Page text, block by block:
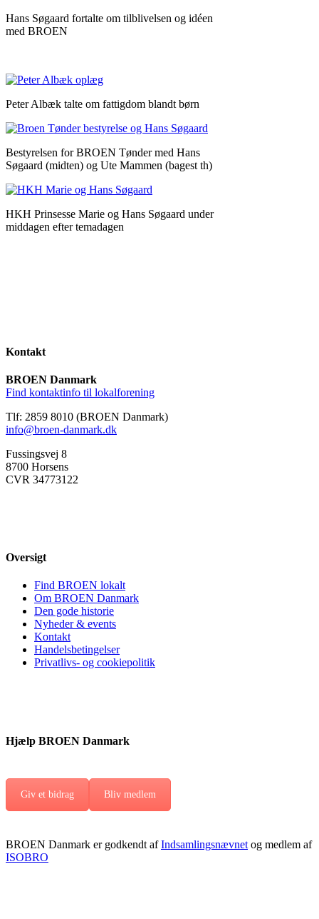
Hans Søgaard fortalte om tilblivelsen og idéen
med BROEN
Peter Albæk talte om fattigdom blandt børn
Bestyrelsen for BROEN Tønder med Hans
Søgaard (midten) og Ute Mammen (bagest th)
HKH Prinsesse Marie og Hans Søgaard under
middagen efter temadagen
Kontakt
BROEN Danmark
Find kontaktinfo til lokalforening
Tlf: 2859 8010 (BROEN Danmark)
info@broen-danmark.dk
Fussingsvej 8
8700 Horsens
CVR 34773122
Oversigt
Find BROEN lokalt
Om BROEN Danmark
Den gode historie
Nyheder & events
Kontakt
Handelsbetingelser
Privatlivs- og cookiepolitik
Hjælp BROEN Danmark
Giv et bidrag Bliv medlem
BROEN Danmark er godkendt afIndsamlingsnævnet og medlem af
ISOBRO